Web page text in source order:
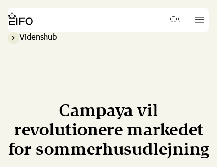
main
content
Label}}
Hvad
Videnshub
Campaya vil
revolutionere markedet
for sommerhusudlejning